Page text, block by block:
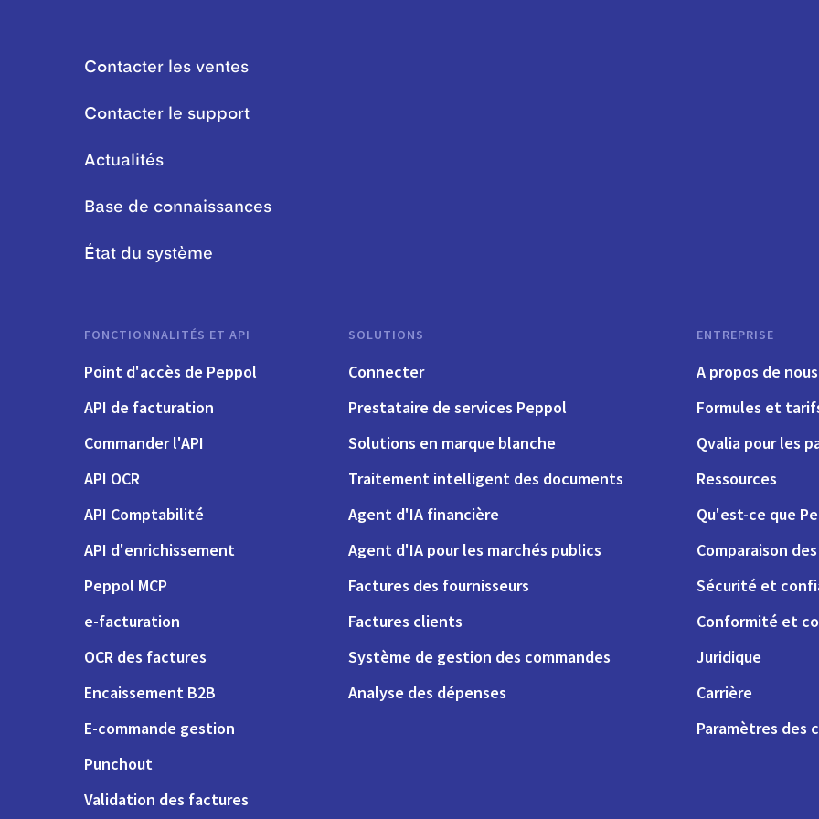
Contacter les ventes
Contacter le support
Actualités
Base de connaissances
État du système
FONCTIONNALITÉS ET API
Point d'accès de Peppol
API de facturation
Commander l'API
API OCR
API Comptabilité
API d'enrichissement
Peppol MCP
e-facturation
OCR des factures
Encaissement B2B
E-commande gestion
Punchout
Validation des factures
SOLUTIONS
Connecter
Prestataire de services Peppol
Solutions en marque blanche
Traitement intelligent des documents
Agent d'IA financière
Agent d'IA pour les marchés publics
Factures des fournisseurs
Factures clients
Système de gestion des commandes
Analyse des dépenses
ENTREPRISE
A propos de nous
Formules et
Qvalia pour les
Ressources
Qu'est-ce que
Comparaison
Sécurité et
Conformité et
Juridique
Carrière
Paramètres des